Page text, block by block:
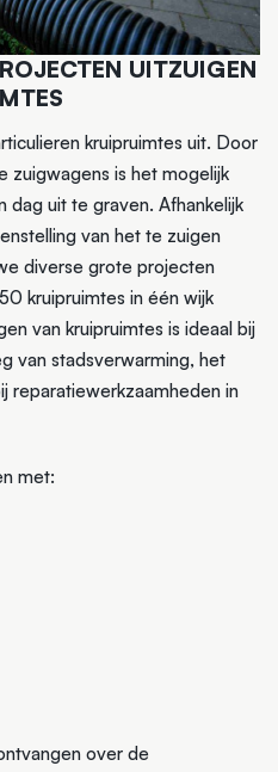
UITZUIGEN
kruipruimtes uit. Door
zuigwagens is het mogelijk
dag uit te graven. Afhankelijk
van het te zuigen
diverse grote projecten
kruipruimtes in één wijk
van kruipruimtes is ideaal bij
van stadsverwarming, het
reparatiewerkzaamheden in
met:
over de